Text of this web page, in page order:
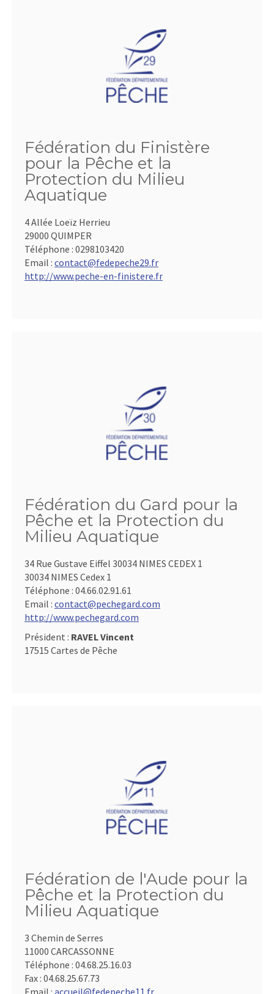
Fédération du Finistère
pour la Pêche et la
Protection du Milieu
Aquatique
4 Allée Loeïz Herrieu
29000 QUIMPER
Téléphone : 0298103420
Email : contact@fedepeche29.fr
http://www.peche-en-finistere.fr
Fédération du Gard pour la
Pêche et la Protection du
Milieu Aquatique
34 Rue Gustave Eiffel 30034 NIMES CEDEX 1
30034 NIMES Cedex 1
Téléphone : 04.66.02.91.61
Email : contact@pechegard.com
http://www.pechegard.com
Président : RAVEL Vincent
17515 Cartes de Pêche
Fédération de l'Aude pour la
Pêche et la Protection du
Milieu Aquatique
3 Chemin de Serres
11000 CARCASSONNE
Téléphone : 04.68.25.16.03
Fax : 04.68.25.67.73
Email : accueil@fedepeche11.fr